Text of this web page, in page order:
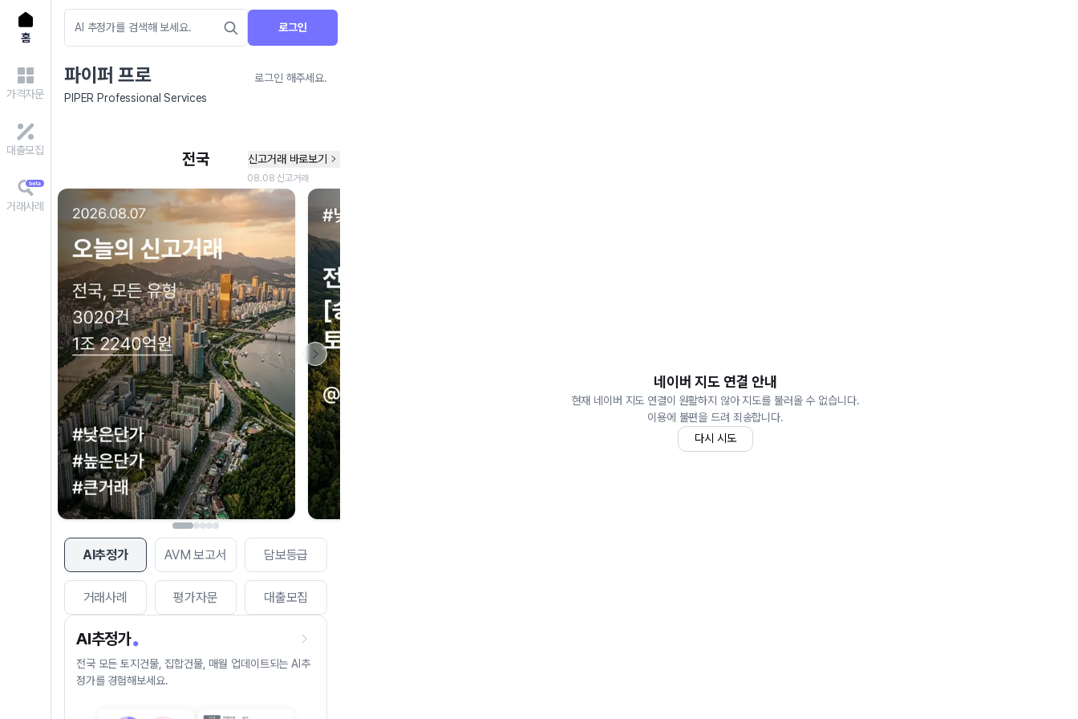
홈
가격자문
대출모집
거래사례
로그인
파이퍼 프로
로그인 해주세요.
PIPER Professional Services
AI추정가 AVM 보고서 담보등급
거래사례 평가자문 대출모집
AI추정가
전국 모든 토지건물, 집합건물, 매월 업데이트되는 AI추
정가를 경험해보세요.
네이버 지도 연결 안내
현재 네이버 지도 연결이 원활하지 않아 지도를 불러올 수 없습니다.
이용에 불편을 드려 죄송합니다.
다시 시도